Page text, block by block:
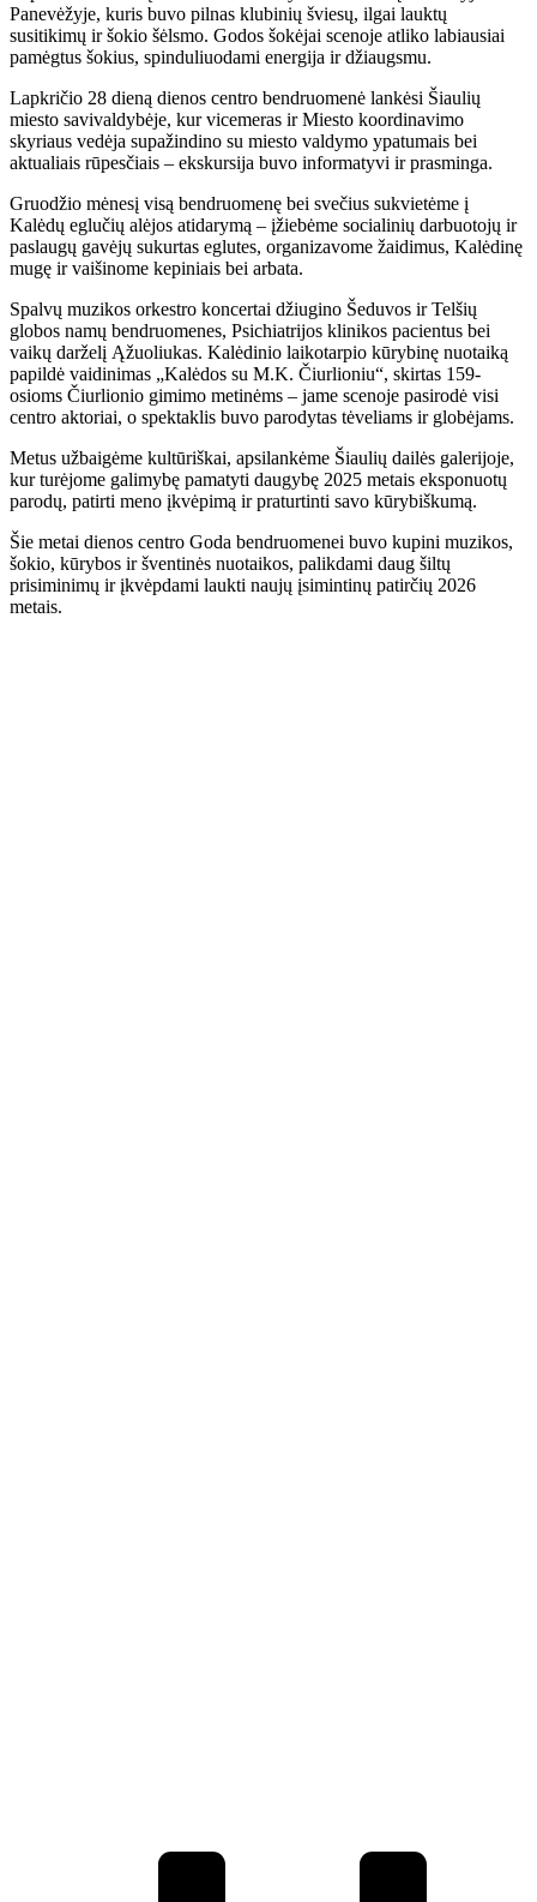
Panevėžyje, kuris buvo pilnas klubinių šviesų, ilgai lauktų
susitikimų ir šokio šėlsmo. Godos šokėjai scenoje atliko labiausiai
pamėgtus šokius, spinduliuodami energija ir džiaugsmu.
Lapkričio 28 dieną dienos centro bendruomenė lankėsi Šiaulių
miesto savivaldybėje, kur vicemeras ir Miesto koordinavimo
skyriaus vedėja supažindino su miesto valdymo ypatumais bei
aktualiais rūpesčiais – ekskursija buvo informatyvi ir prasminga.
Gruodžio mėnesį visą bendruomenę bei svečius sukvietėme į
Kalėdų eglučių alėjos atidarymą – įžiebėme socialinių darbuotojų ir
paslaugų gavėjų sukurtas eglutes, organizavome žaidimus, Kalėdinę
mugę ir vaišinome kepiniais bei arbata.
Spalvų muzikos orkestro koncertai džiugino Šeduvos ir Telšių
globos namų bendruomenes, Psichiatrijos klinikos pacientus bei
vaikų darželį Ąžuoliukas. Kalėdinio laikotarpio kūrybinę nuotaiką
papildė vaidinimas „Kalėdos su M.K. Čiurlioniu“, skirtas 159-
osioms Čiurlionio gimimo metinėms – jame scenoje pasirodė visi
centro aktoriai, o spektaklis buvo parodytas tėveliams ir globėjams.
Metus užbaigėme kultūriškai, apsilankėme Šiaulių dailės galerijoje,
kur turėjome galimybę pamatyti daugybę 2025 metais eksponuotų
parodų, patirti meno įkvėpimą ir praturtinti savo kūrybiškumą.
Šie metai dienos centro Goda bendruomenei buvo kupini muzikos,
šokio, kūrybos ir šventinės nuotaikos, palikdami daug šiltų
prisiminimų ir įkvėpdami laukti naujų įsimintinų patirčių 2026
metais.